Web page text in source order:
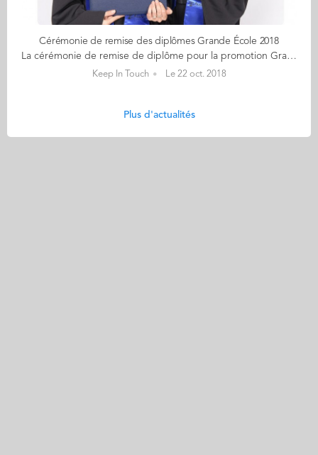
Cérémonie de remise des diplômes Grande École 2018
La cérémonie de remise de diplôme pour la promotion Grande Ecole 2018 s'est tenue samedi dernier à la Cité des Congrès de Nantes. Un événement riche en échange, partage et joie, qui symbolise l'achèvement d'années d'études, pour les 754 diplômés et leurs familles. Déjà composé de plus de 25 000 diplômés, la promotion GE 18 a donc officiellement rejoint ses ainés dans le réseau, accueillis notamment par Florence Alix-Gravellier (responsable du pôle Audencia Alunmi) et Flavie Lorre (présidente de l'association des diplômés). Decouvrez les photos prises lors du cocktail Retrouvez le live-tweet de l'événement sur @audencia, avec le #AudenciaGE18, et le reportage photos de la cérémonie ici.
Keep In Touch Le 22 oct. 2018
Plus d'actualités